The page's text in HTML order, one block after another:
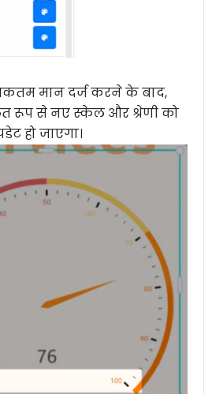
मान दर्ज करने के बाद,
रूप से नए स्केल और श्रेणी को
हो जाएगा।